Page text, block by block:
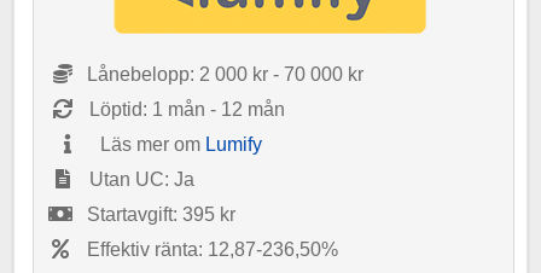
Lånebelopp: 2 000 kr - 70 000 kr
Löptid: 1 mån - 12 mån
Läs mer om Lumify
Utan UC: Ja
Startavgift: 395 kr
Effektiv ränta: 12,87-236,50%